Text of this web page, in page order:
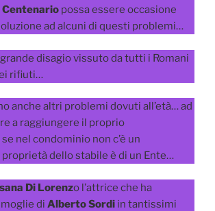
Centenario possa essere occasione
ad alcuni di questi problemi…
disagio vissuto da tutti i Romani
rifiuti…
anche altri problemi dovuti all’età… ad
a raggiungere il proprio
nel condominio non c’è un
proprietà dello stabile è di un Ente…
Di Lorenzo l’attrice che ha
di Alberto Sordi in tantissimi